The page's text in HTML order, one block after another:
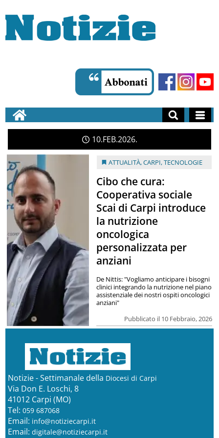
10 FEB 2026
ATTUALITÀ,CARPI,TECNOLOGIE
Cibo che cura:
Cooperativa sociale
Scai di Carpi introduce
la nutrizione
oncologica
personalizzata per
anziani
Pubblicato il 10 Febbraio, 2026
De Nittis: "Vogliamo anticipare i bisogni
clinici integrando la nutrizione nel piano
assistenziale dei nostri ospiti oncologici
anziani"
Notizie - Settimanale della Diocesi di Carpi
Via Don E. Loschi, 8
41012 Carpi (MO)
Tel: 059 687068
Email: info@notiziecarpi.it
Email: digitale@notiziecarpi.it